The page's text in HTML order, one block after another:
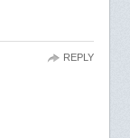
REPLY